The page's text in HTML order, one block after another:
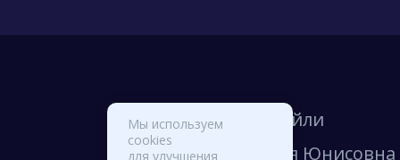
© Школа Вильяма Рейли
ИП Михайлова Лилия Юнисовна
Мы используем
cookies
для улучшения